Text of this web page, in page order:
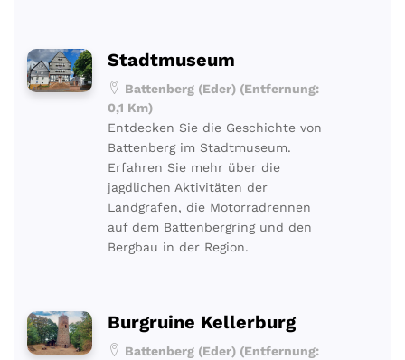
Stadtmuseum
Battenberg (Eder) (Entfernung:
0,1 Km)
Entdecken Sie die Geschichte von
Battenberg im Stadtmuseum.
Erfahren Sie mehr über die
jagdlichen Aktivitäten der
Landgrafen, die Motorradrennen
auf dem Battenbergring und den
Bergbau in der Region.
Burgruine Kellerburg
Battenberg (Eder) (Entfernung: